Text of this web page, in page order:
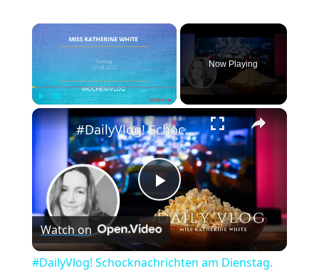
×
Play Unmute
Now Playing
×
Play
Video
#DailyVlog! Schocknachrichten am Dienstag. Wie geht es jetzt weiter mit Chicago P.D?
Watch on
#DailyVlog! Schocknachrichten am Dienstag.